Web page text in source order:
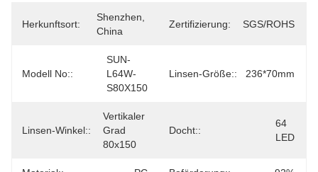
Herkunftsort:
Shenzhen,
China
Zertifizierung: SGS/ROHS
Modell No::
SUN-
L64W-
S80X150
Linsen-Größe:: 236*70mm
Linsen-Winkel::
Vertikaler
Grad
80x150
Docht::
64
LED